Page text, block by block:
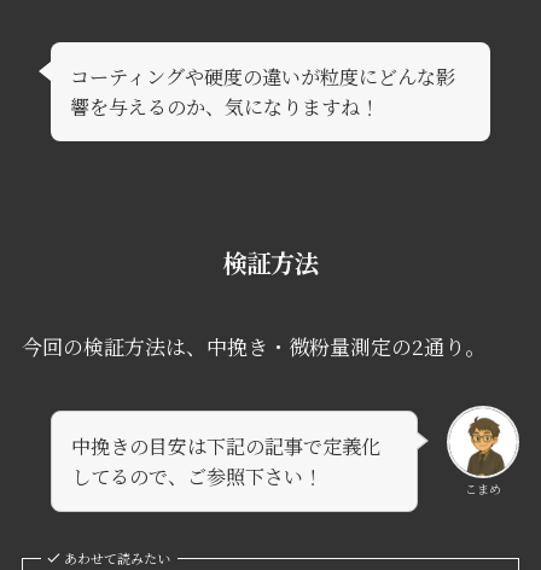
コーティングや硬度の違いが粒度にどんな影
響を与えるのか、気になりますね！
検証方法
今回の検証方法は、中挽き・微粉量測定の2通り。
こまめ
中挽きの目安は下記の記事で定義化
してるので、ご参照下さい！
あわせて読みたい